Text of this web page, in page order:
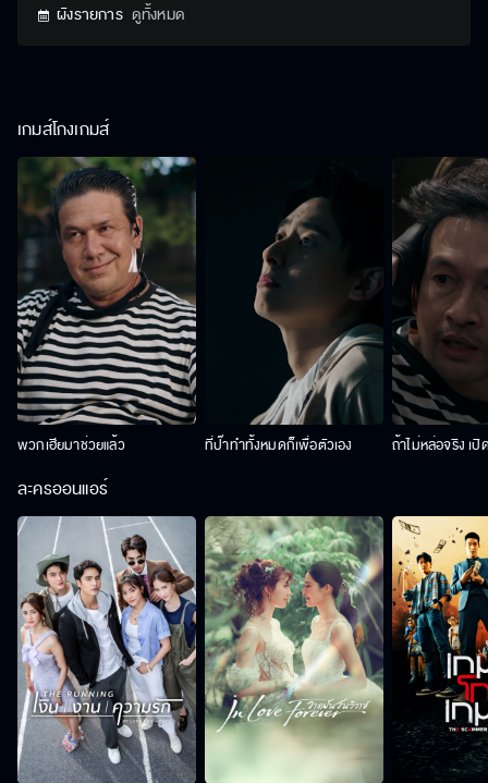
ผังรายการ ดูทั้งหมด
เกมส์โกงเกมส์
พวกเฮียมาช่วยแล้ว ที่ป๊าทำทั้งหมดก็เพื่อตัวเอง ถ้าไม่หล่อจริง เปิ
ละครออนแอร์